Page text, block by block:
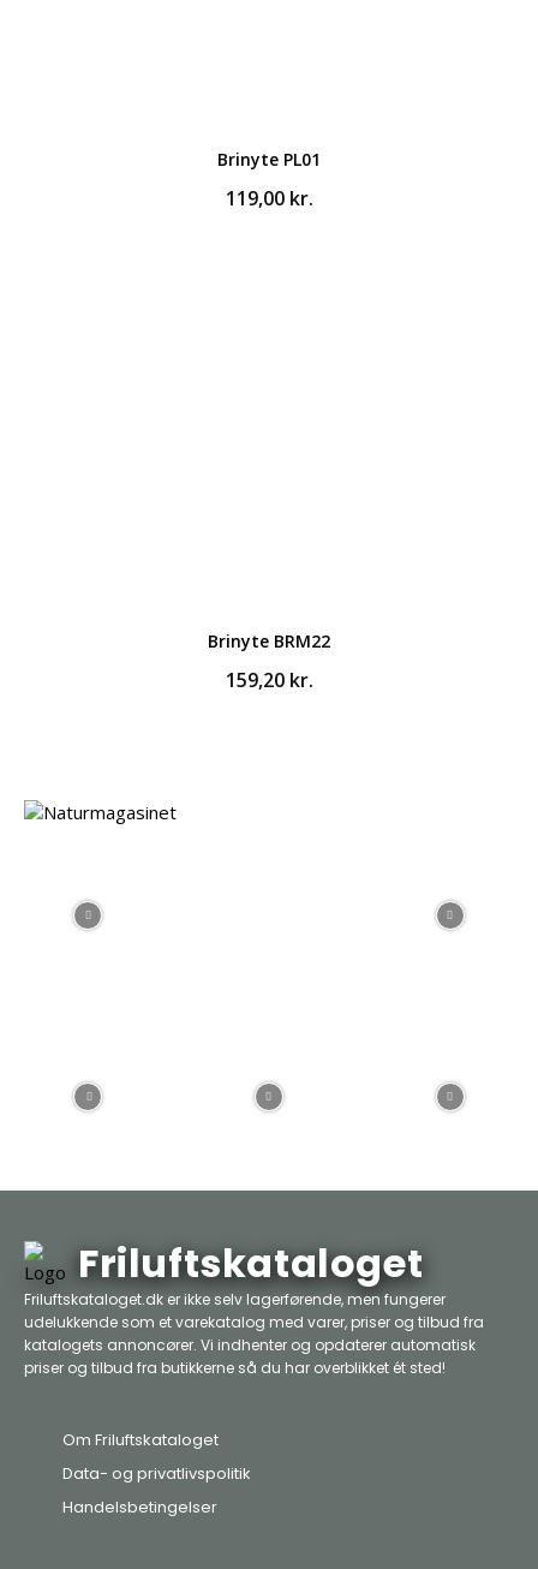
Brinyte PL01
119,00 kr.
Brinyte BRM22
159,20 kr.
Friluftskataloget
Friluftskataloget.dk er ikke selv lagerførende, men fungerer
udelukkende som et varekatalog med varer, priser og tilbud fra
katalogets annoncører. Vi indhenter og opdaterer automatisk
priser og tilbud fra butikkerne så du har overblikket ét sted!
Om Friluftskataloget
Data- og privatlivspolitik
Handelsbetingelser